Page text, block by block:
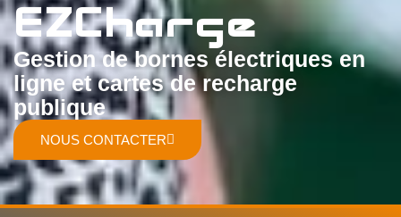
EZCharge
Gestion de bornes électriques en
ligne et cartes de recharge
publique
NOUS CONTACTER